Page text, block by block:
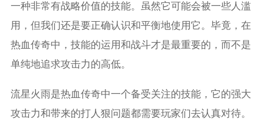
一种非常有战略价值的技能。虽然它可能会被一些人滥
用，但我们还是要正确认识和平衡地使用它。毕竟，在
热血传奇中，技能的运用和战斗才是最重要的，而不是
单纯地追求攻击力的高低。
流星火雨是热血传奇中一个备受关注的技能，它的强大
攻击力和带来的打人狠问题都需要玩家们去认真对待。